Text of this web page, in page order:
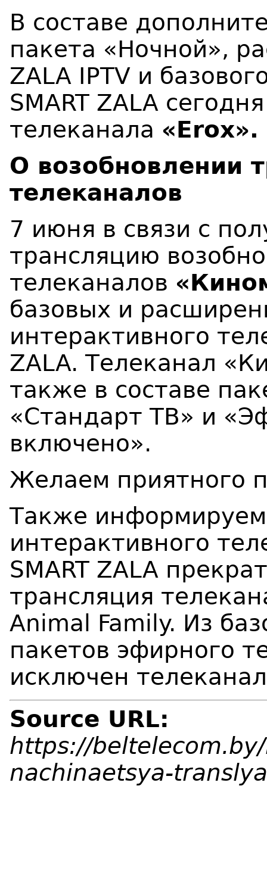
В составе
пакета «Ночной»,
ZALA IPTV и
SMART ZALA
телеканала «Erox».
О возобновлении
телеканалов
7 июня в связи с
трансляцию
телеканалов
базовых и
интерактивного
ZALA. Телеканал
также в составе
«Стандарт ТВ» и
включено».
Желаем приятного
Также
интерактивного
SMART ZALA
трансляция
Animal Family. Из
пакетов эфирного
исключен
Source URL:
https://
nachinaetsya-